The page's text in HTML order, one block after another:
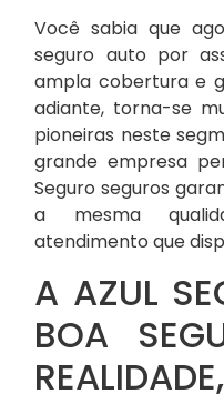
Você sabia que
seguro auto por
ampla cobertura e
adiante, torna-se
pioneiras neste
grande empresa
Seguro seguros
a mesma
atendimento que
A AZUL
BOA